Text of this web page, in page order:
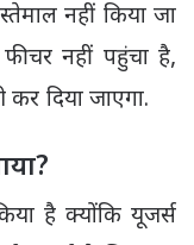
नहीं किया जा
नहीं पहुंचा है,
दिया जाएगा.
है क्योंकि यूजर्स